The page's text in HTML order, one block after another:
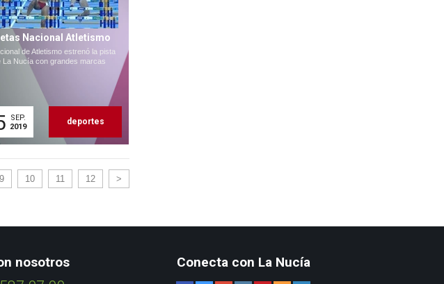
Nacional Atletismo
de Atletismo estrenó la pista
La Nucía con grandes marcas
SEP.
2019
deportes
9 10 11 12 >
nosotros Conecta con La Nucía